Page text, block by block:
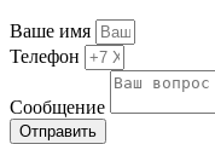
Ваше имя
Телефон
Сообщение
Отправить